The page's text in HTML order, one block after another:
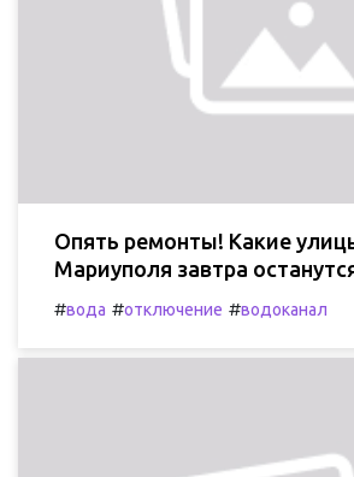
Опять ремонты! Какие
Мариуполя завтра
#вода #отключение #водоканал